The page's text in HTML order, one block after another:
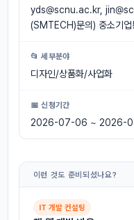
yds@scnu.ac.kr,
(SMTECH)문의) 중소기
📂 세부분야
디자인/상품화/사업화
📅 신청기간
2026-07-06 ~ 2026-
이런 것도 준비되셨나요?
IT 개발 컨설팅